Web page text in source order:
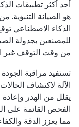
هو الصيانة التنبؤية.
الذكاء الاصطناعي
للمصنعين بجدولة
من وقت التوقف غير
تستفيد مراقبة
الآلة لاكتشاف
يقلل من الهدر
الفحص القائمة على
مما يعزز الدقة